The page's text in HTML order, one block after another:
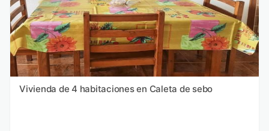
Vivienda de 4 habitaciones en Caleta de sebo